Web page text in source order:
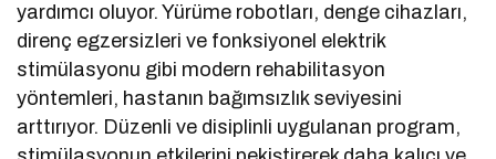
yardımcı oluyor. Yürüme robotları, denge cihazları,
direnç egzersizleri ve fonksiyonel elektrik
stimülasyonu gibi modern rehabilitasyon
yöntemleri, hastanın bağımsızlık seviyesini
arttırıyor. Düzenli ve disiplinli uygulanan program,